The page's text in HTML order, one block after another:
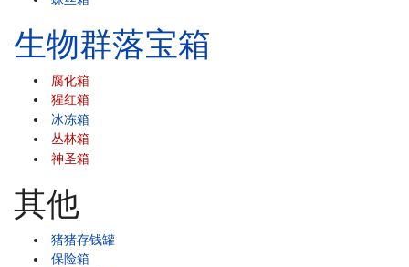
生物群落宝箱
腐化箱
猩红箱
冰冻箱
丛林箱
神圣箱
其他
猪猪存钱罐
保险箱